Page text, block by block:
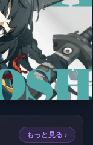
もっと見る ›